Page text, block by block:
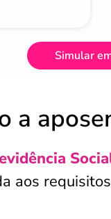
Simular
a
aos